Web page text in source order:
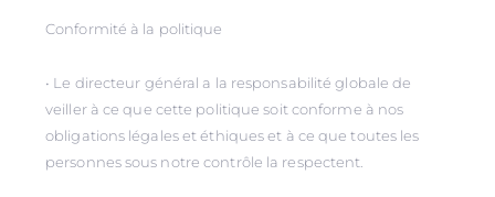
Conformité à la politique
• Le directeur général a la responsabilité globale de
veiller à ce que cette politique soit conforme à nos
obligations légales et éthiques et à ce que toutes les
personnes sous notre contrôle la respectent.